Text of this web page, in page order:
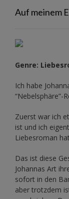
Auf meinem
Genre:
Ich habe
“Nebelsphäre”-
Zuerst war ich
ist und ich
Liebesroman
Das ist diese
Johannas Art
sofort in den
aber trotzdem